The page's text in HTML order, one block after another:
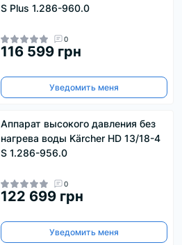
S Plus 1.286-960.0
0
116 599 грн
Уведомить меня
Аппарат высокого давления без
нагрева воды Kärcher HD 13/18-4
S 1.286-956.0
0
122 699 грн
Уведомить меня